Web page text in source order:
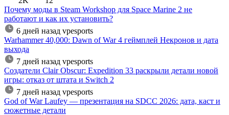
Почему моды в Steam Workshop для Space Marine 2 не
работают и как их установить?
6 дней назад vpesports
Warhammer 40,000: Dawn of War 4 геймплей Некронов и дата
выхода
7 дней назад vpesports
Создатели Clair Obscur: Expedition 33 раскрыли детали новой
игры: отказ от штата и Switch 2
7 дней назад vpesports
God of War Laufey — презентация на SDCC 2026: дата, каст и
сюжетные детали